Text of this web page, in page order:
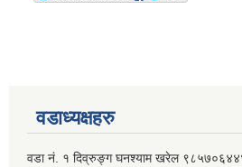
वडाध्यक्षहरु
वडा नं. १ दिव्रुङ्ग घनश्याम खरेल